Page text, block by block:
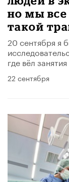
но мы
такой
20 сентября я
где вёл
22 сентября